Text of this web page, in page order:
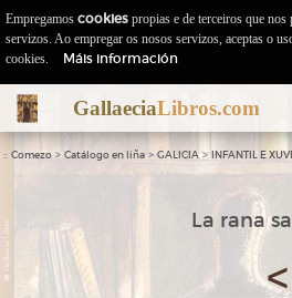
GallaeciaLibros.com
:: Comezo > Catálogo en liña > GALICIA> INFANTIL E
La rana
<
Empregamos cookies propias e de terceiros que
servizos. Ao empregar os nosos servizos, aceptas o
cookies.
Máis información